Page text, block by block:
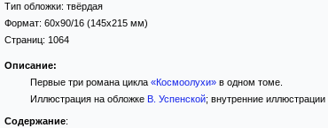
Тип обложки: твёрдая
Формат: 60x90/16 (145x215 мм)
Страниц: 1064
Описание:
Первые три романа цикла «Космоолухи»в одном томе.
Иллюстрация на обложке В. Успенской; внутренние иллюстрации
Содержание: